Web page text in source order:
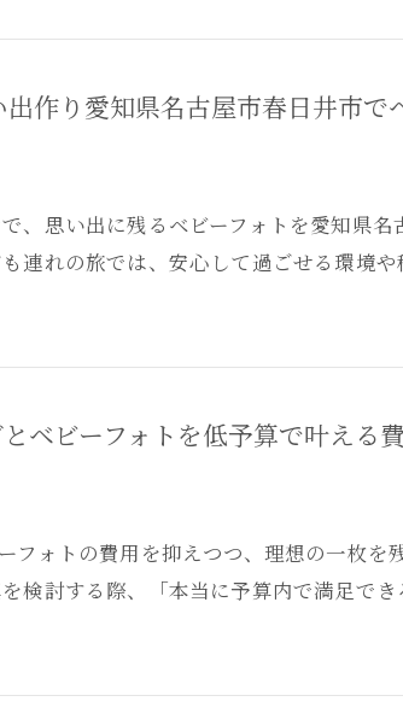
作り愛知県名古屋市春日井市で
、思い出に残るベビーフォトを愛知県
連れの旅では、安心して過ごせる環境
ベビーフォトを低予算で叶える
フォトの費用を抑えつつ、理想の一枚を
検討する際、「本当に予算内で満足で